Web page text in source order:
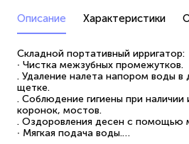
Описание Характеристики
Складной портативный ирригатор:
∙ Чистка межзубных промежутков.
. Удаление налета напором воды в
щетке.
. Соблюдение гигиены при наличии
коронок, мостов.
. Оздоровления десен с помощью
∙ Мягкая подача воды.